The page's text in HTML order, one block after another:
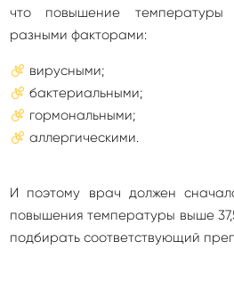
что повышение
разными факторами:
вирусными;
бактериальными;
гормональными;
аллергическими.
И поэтому врач должен
повышения температуры выше
подбирать соответствующий